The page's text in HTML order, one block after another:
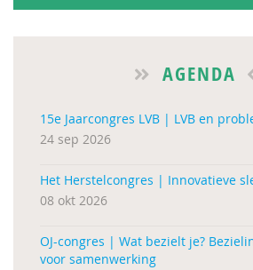
AGENDA
15e Jaarcongres LVB | LVB en
24 sep 2026
Het Herstelcongres | Innovatieve
08 okt 2026
OJ-congres | Wat bezielt je?
voor samenwerking